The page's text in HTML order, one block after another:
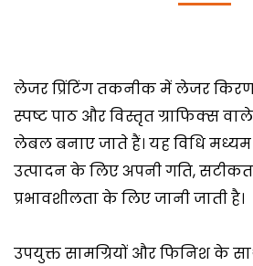
लेजर प्रिंटिंग तकनीक में लेजर
स्पष्ट पाठ और विस्तृत ग्राफिक्स
लेबल बनाए जाते हैं। यह विधि
उत्पादन के लिए अपनी गति,
प्रभावशीलता के लिए जानी जाती है।
उपयुक्त सामग्रियों और फिनिश के